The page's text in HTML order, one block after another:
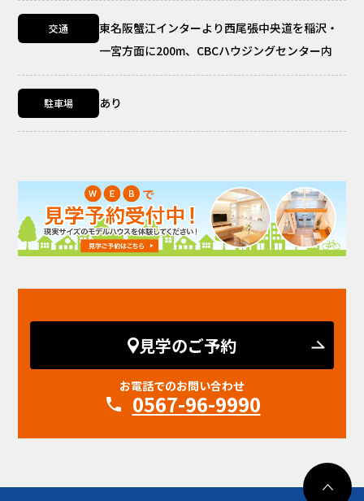
交通
東名阪蟹江インターより西尾張中央道を稲沢・
一宮方面に200m、CBCハウジングセンター内
駐車場 あり
見学のご予約
お電話でのお問い合わせ
0567-96-9990